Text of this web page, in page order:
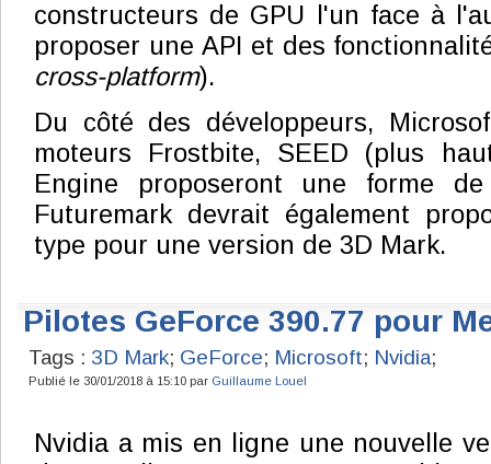
constructeurs de GPU l'un face à
proposer une API et des
cross-platform).
Du côté des développeurs,
moteurs Frostbite, SEED (plus
Engine proposeront une forme
Futuremark devrait également
type pour une version de 3D Mark.
Pilotes GeForce 390.77 pour
Tags : 3D Mark; GeForce; Microsoft; Nvidia;
Publié le 30/01/2018 à 15:10 par Guillaume Louel
Nvidia a mis en ligne une nouvelle